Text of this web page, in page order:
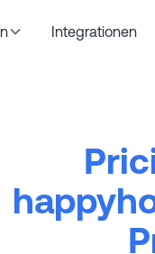
Integrationen